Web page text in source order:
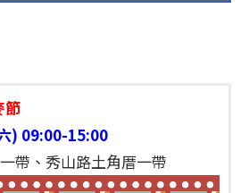
節
) 09:00-15:00
帶、秀山路土角厝一帶